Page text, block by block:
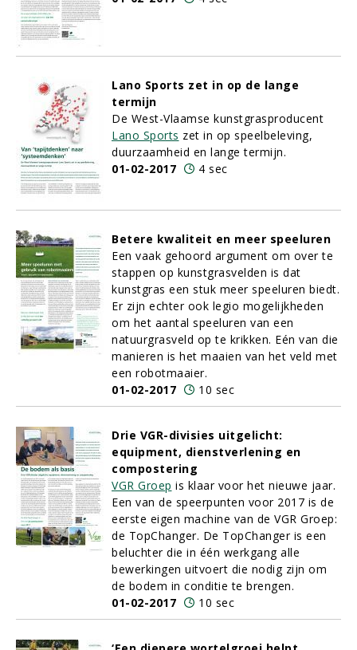
Lano Sports zet in op de lange
termijn
De West-Vlaamse kunstgrasproducent
Lano Sports zet in op speelbeleving,
duurzaamheid en lange termijn.
01-02-2017
4 sec
Betere kwaliteit en meer speeluren
Een vaak gehoord argument om over te
stappen op kunstgrasvelden is dat
kunstgras een stuk meer speeluren biedt.
Er zijn echter ook legio mogelijkheden
om het aantal speeluren van een
natuurgrasveld op te krikken. Eén van die
manieren is het maaien van het veld met
een robotmaaier.
01-02-2017
10 sec
Drie VGR-divisies uitgelicht:
equipment, dienstverlening en
compostering
VGR Groep is klaar voor het nieuwe jaar.
Een van de speerpunten voor 2017 is de
eerste eigen machine van de VGR Groep:
de TopChanger. De TopChanger is een
beluchter die in één werkgang alle
bewerkingen uitvoert die nodig zijn om
de bodem in conditie te brengen.
01-02-2017
10 sec